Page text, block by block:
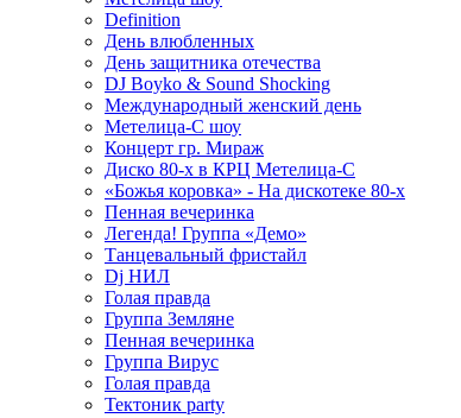
Definition
День влюбленных
День защитника отечества
DJ Boyko & Sound Shocking
Международный женский день
Метелица-С шоу
Концерт гр. Мираж
Диско 80-х в КРЦ Метелица-С
«Божья коровка» - На дискотеке 80-х
Пенная вечеринка
Легенда! Группа «Демо»
Танцевальный фристайл
Dj НИЛ
Голая правда
Группа Земляне
Пенная вечеринка
Группа Вирус
Голая правда
Тектоник party